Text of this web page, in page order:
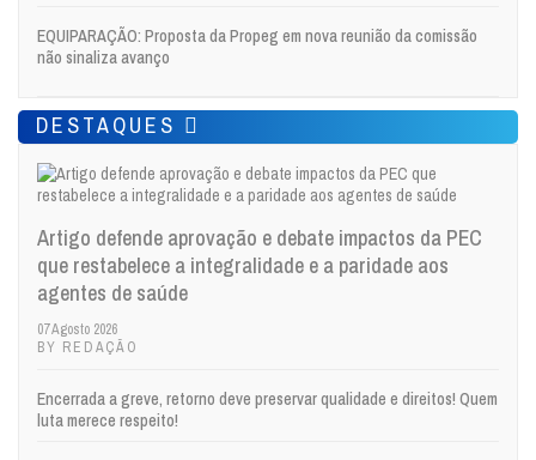
EQUIPARAÇÃO: Proposta da Propeg em nova reunião da comissão
não sinaliza avanço
DESTAQUES
Artigo defende aprovação e debate impactos da PEC
que restabelece a integralidade e a paridade aos
agentes de saúde
07 Agosto 2026
BY REDAÇÃO
Encerrada a greve, retorno deve preservar qualidade e direitos! Quem
luta merece respeito!